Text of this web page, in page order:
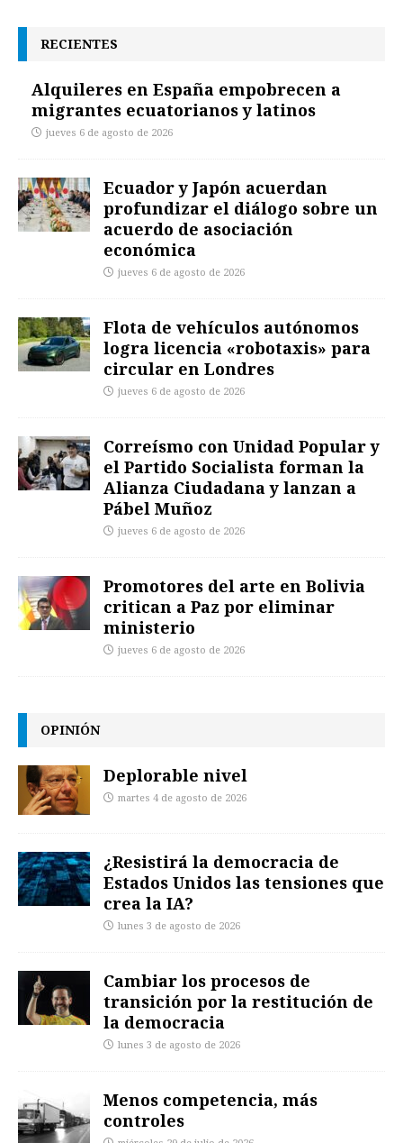
RECIENTES
Alquileres en España empobrecen a
migrantes ecuatorianos y latinos
jueves 6 de agosto de 2026
Ecuador y Japón acuerdan
profundizar el diálogo sobre un
acuerdo de asociación
económica
jueves 6 de agosto de 2026
Flota de vehículos autónomos
logra licencia «robotaxis» para
circular en Londres
jueves 6 de agosto de 2026
Correísmo con Unidad Popular y
el Partido Socialista forman la
Alianza Ciudadana y lanzan a
Pábel Muñoz
jueves 6 de agosto de 2026
Promotores del arte en Bolivia
critican a Paz por eliminar
ministerio
jueves 6 de agosto de 2026
OPINIÓN
Deplorable nivel
martes 4 de agosto de 2026
¿Resistirá la democracia de
Estados Unidos las tensiones que
crea la IA?
lunes 3 de agosto de 2026
Cambiar los procesos de
transición por la restitución de
la democracia
lunes 3 de agosto de 2026
Menos competencia, más
controles